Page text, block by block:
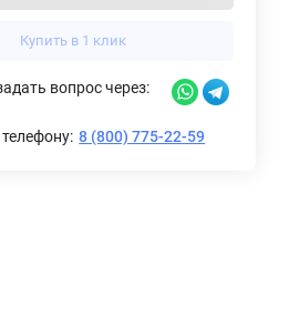
Купить в 1 клик
вопрос через:
8 (800) 775-22-59